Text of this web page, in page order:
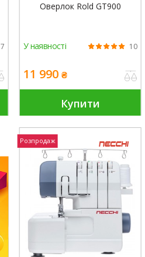
7
Оверлок Rold GT900
У наявності 10
11 990 ₴
Купити
Розпродаж